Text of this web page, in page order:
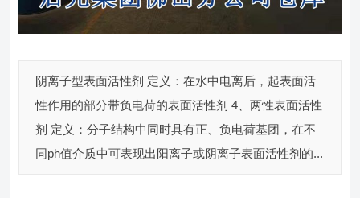
阴离子型表面活性剂 定义：在水中电离后，起表面活
性作用的部分带负电荷的表面活性剂 4、两性表面活性
剂 定义：分子结构中同时具有正、负电荷基团，在不
同ph值介质中可表现出阳离子或阴离子表面活性剂的...